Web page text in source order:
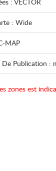
: Wide
MAP
Publication :
zones est